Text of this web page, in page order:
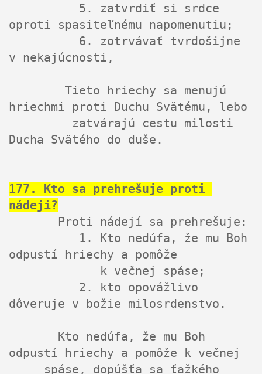
oproti spasiteľnému napomenutiu;
v nekajúcnosti,
hriechmi proti Duchu Svätému, lebo
Ducha Svätého do duše.
177. Kto sa prehrešuje proti
nádeji?
odpustí hriechy a pomôže
dôveruje v božie milosrdenstvo.
odpustí hriechy a pomôže k večnej